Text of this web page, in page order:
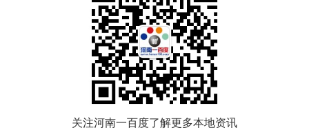
关注河南一百度了解更多本地资讯